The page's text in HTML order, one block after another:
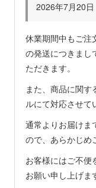
2026年7月20日
休業期間中もご注
の発送につきまし
ただきます。
また、商品に関す
ルにて対応させて
通常よりお届けま
ので、あらかじめ
お客様にはご不便
お願い申し上げま